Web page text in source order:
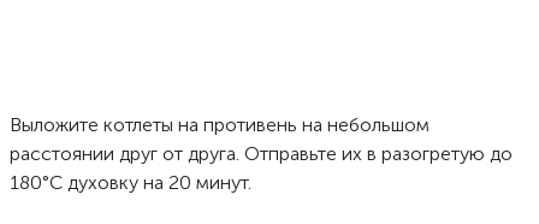
Выложите котлеты на противень на небольшом
расстоянии друг от друга. Отправьте их в разогретую до
180°С духовку на 20 минут.